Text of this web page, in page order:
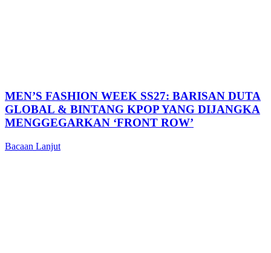
MEN’S FASHION WEEK SS27: BARISAN DUTA
GLOBAL & BINTANG KPOP YANG DIJANGKA
MENGGEGARKAN ‘FRONT ROW’
Bacaan Lanjut